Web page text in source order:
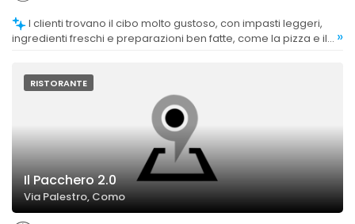
ingredienti freschi e preparazioni ben fatte, come la pizza e il
»
RISTORANTE
Il Pacchero 2.0
Via Palestro, Como